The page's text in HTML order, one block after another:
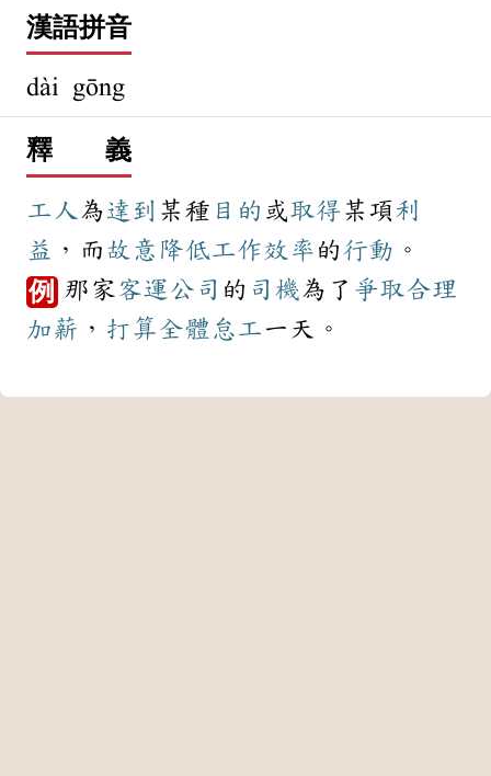
漢語拼音
dài gōng
釋 義
工人為達到 某種 目的 或取得某項利
益 ，而 故意 降低工作效率 的行動 。
例 那家客運公司 的 司機為了 爭取合理
加薪 ， 打算全體 怠工一天。